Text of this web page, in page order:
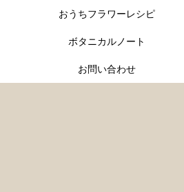
おうちフラワーレシピ
ボタニカルノート
お問い合わせ